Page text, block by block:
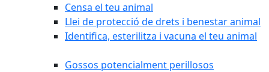
Censa el teu animal
Llei de protecció de drets i benestar animal
Identifica, esterilitza i vacuna el teu animal
Gossos potencialment perillosos